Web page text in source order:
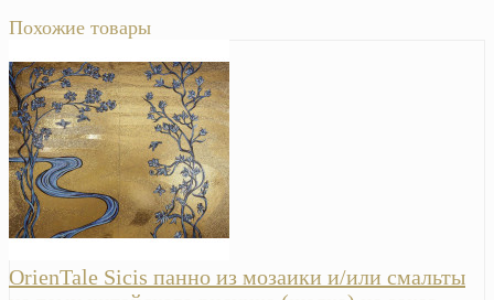
Похожие товары
OrienTale Sicis панно из мозаики и/или смальты